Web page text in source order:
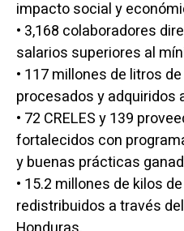
impacto social y
• 3,168 colaboradores
salarios superiores al
• 117 millones de litros
procesados y adquiridos
• 72 CRELES y 139
fortalecidos con
y buenas prácticas
• 15.2 millones de kilos
redistribuidos a través